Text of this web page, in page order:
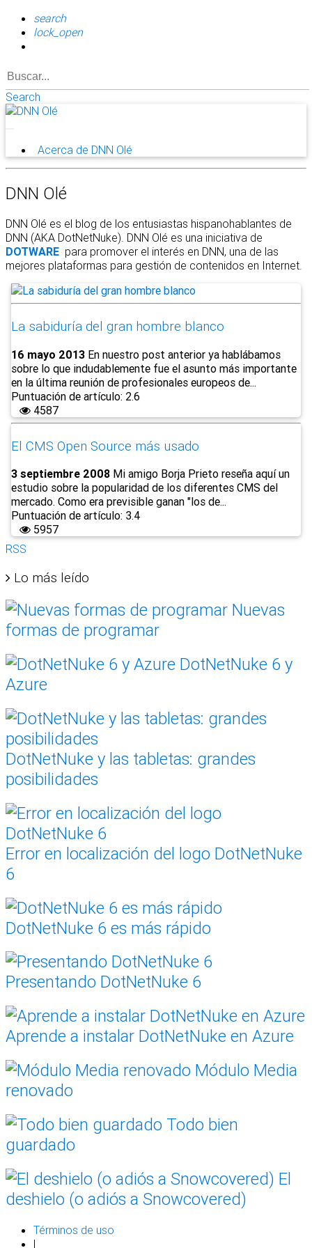
search
lock_open
Search
Acerca de DNN Olé
DNN Olé
DNN Olé es el blog de los entusiastas hispanohablantes de
DNN (AKA DotNetNuke). DNN Olé es una iniciativa de
DOTWARE para promover el interés en DNN, una de las
mejores plataformas para gestión de contenidos en Internet.
La sabiduría del gran hombre blanco
16 mayo 2013 En nuestro post anterior ya hablábamos
sobre lo que indudablemente fue el asunto más importante
en la última reunión de profesionales europeos de...
Puntuación de artículo: 2.6
4587
El CMS Open Source más usado
3 septiembre 2008 Mi amigo Borja Prieto reseña aquí un
estudio sobre la popularidad de los diferentes CMS del
mercado. Como era previsible ganan "los de...
Puntuación de artículo: 3.4
5957
RSS
Lo más leído
Nuevas
formas de programar
DotNetNuke 6 y
Azure
DotNetNuke y las tabletas: grandes
posibilidades
Error en localización del logo DotNetNuke
6
DotNetNuke 6 es más rápido
Presentando DotNetNuke 6
Aprende a instalar DotNetNuke en Azure
Módulo Media
renovado
Todo bien
guardado
El
deshielo (o adiós a Snowcovered)
Términos de uso
|